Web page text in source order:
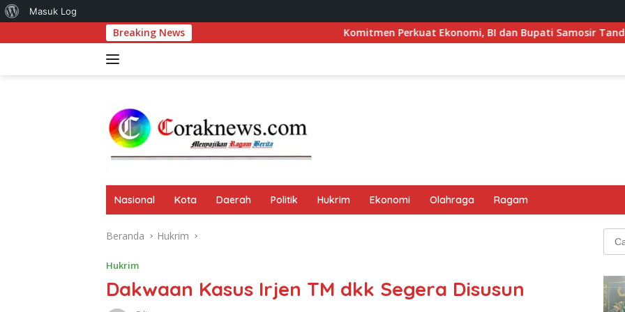
Tentang
Masuk Log
ke
Breaking News Komitmen Perkuat Ekonomi, BI dan Bupati Samosir Tandatangani
Nasional Kota Daerah Politik Hukrim Ekonomi Olahraga Ragam
Beranda Hukrim
Hukrim
Dakwaan Kasus Irjen TM dkk Segera Disusun
Cari
untuk: